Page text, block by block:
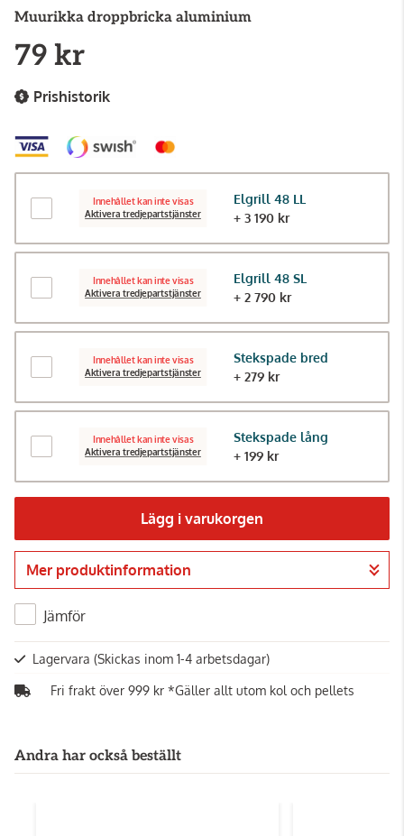
Muurikka droppbricka aluminium
79 kr
Prishistorik
Innehållet kan inte visas
Aktivera tredjepartstjänster
Elgrill 48 LL
+ 3 190 kr
Innehållet kan inte visas
Aktivera tredjepartstjänster
Elgrill 48 SL
+ 2 790 kr
Innehållet kan inte visas
Aktivera tredjepartstjänster
Stekspade bred
+ 279 kr
Innehållet kan inte visas
Aktivera tredjepartstjänster
Stekspade lång
+ 199 kr
Lägg i varukorgen
Gå till kassan
Mer produktinformation
Jämför
Lagervara (Skickas inom 1-4 arbetsdagar)
Fri frakt över 999 kr *Gäller allt utom kol och pellets
Andra har också beställt